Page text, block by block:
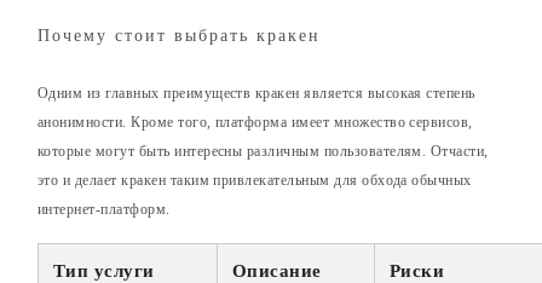
Почему стоит выбрать кракен
Одним из главных преимуществ кракен является высокая степень
анонимности. Кроме того, платформа имеет множество сервисов,
которые могут быть интересны различным пользователям. Отчасти,
это и делает кракен таким привлекательным для обхода обычных
интернет-платформ.
Тип услуги Описание Риски